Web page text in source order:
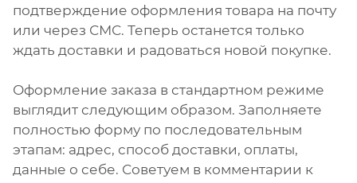
подтверждение оформления товара на почту
или через СМС. Теперь останется только
ждать доставки и радоваться новой покупке.
Оформление заказа в стандартном режиме
выглядит следующим образом. Заполняете
полностью форму по последовательным
этапам: адрес, способ доставки, оплаты,
данные о себе. Советуем в комментарии к